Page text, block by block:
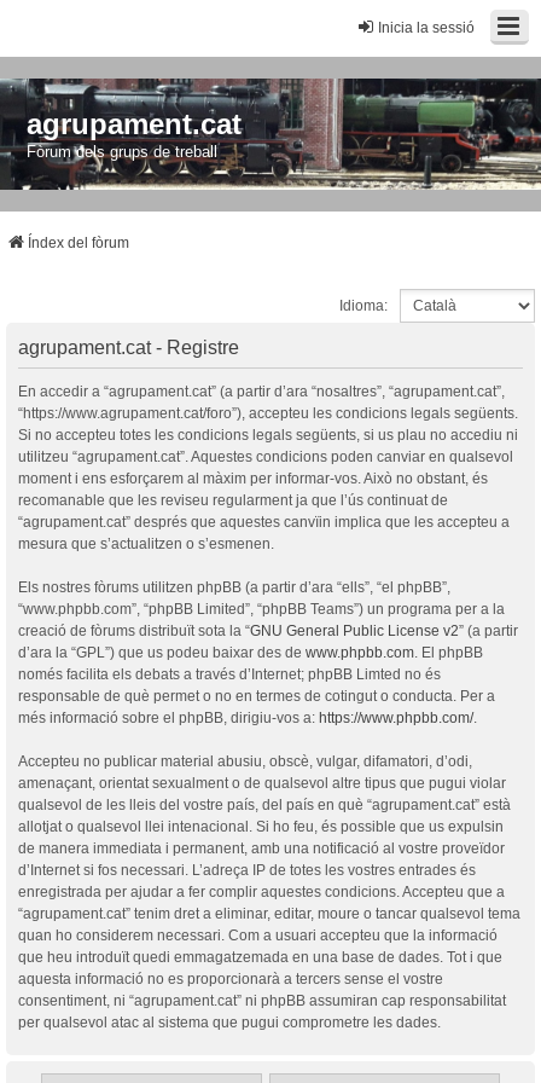
Inicia la sessió
agrupament.cat
Fòrum dels grups de treball
Índex del fòrum
Idioma:
agrupament.cat - Registre
En accedir a “agrupament.cat” (a partir d’ara “nosaltres”, “agrupament.cat”,
“https://www.agrupament.cat/foro”), accepteu les condicions legals següents.
Si no accepteu totes les condicions legals següents, si us plau no accediu ni
utilitzeu “agrupament.cat”. Aquestes condicions poden canviar en qualsevol
moment i ens esforçarem al màxim per informar-vos. Això no obstant, és
recomanable que les reviseu regularment ja que l’ús continuat de
“agrupament.cat” després que aquestes canvïin implica que les accepteu a
mesura que s’actualitzen o s’esmenen.
Els nostres fòrums utilitzen phpBB (a partir d’ara “ells”, “el phpBB”,
“www.phpbb.com”, “phpBB Limited”, “phpBB Teams”) un programa per a la
creació de fòrums distribuït sota la “GNU General Public License v2” (a partir
d’ara la “GPL”) que us podeu baixar des de www.phpbb.com . El phpBB
només facilita els debats a través d’Internet; phpBB Limted no és
responsable de què permet o no en termes de cotingut o conducta. Per a
més informació sobre el phpBB, dirigiu-vos a: https://www.phpbb.com/.
Accepteu no publicar material abusiu, obscè, vulgar, difamatori, d’odi,
amenaçant, orientat sexualment o de qualsevol altre tipus que pugui violar
qualsevol de les lleis del vostre país, del país en què “agrupament.cat” està
allotjat o qualsevol llei intenacional. Si ho feu, és possible que us expulsin
de manera immediata i permanent, amb una notificació al vostre proveïdor
d’Internet si fos necessari. L’adreça IP de totes les vostres entrades és
enregistrada per ajudar a fer complir aquestes condicions. Accepteu que a
“agrupament.cat” tenim dret a eliminar, editar, moure o tancar qualsevol tema
quan ho considerem necessari. Com a usuari accepteu que la informació
que heu introduït quedi emmagatzemada en una base de dades. Tot i que
aquesta informació no es proporcionarà a tercers sense el vostre
consentiment, ni “agrupament.cat” ni phpBB assumiran cap responsabilitat
per qualsevol atac al sistema que pugui comprometre les dades.